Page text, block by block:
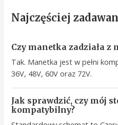
Najczęściej
Czy manetka zadziała z
Tak. Manetka jest w pełni
36V, 48V, 60V oraz 72V.
Jak sprawdzić, czy mój
kompatybilny?